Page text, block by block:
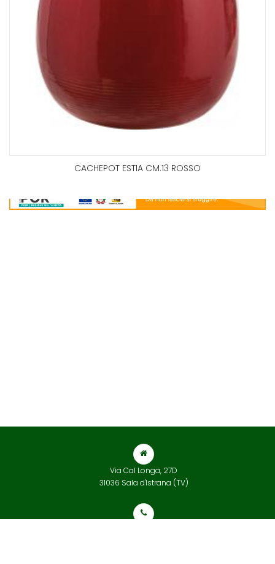
CACHEPOT ESTIA CM.13 ROSSO
Via Cal Longa, 27D
31036 Sala d'Istrana (TV)